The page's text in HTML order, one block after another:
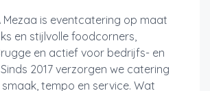
Mezaa is eventcatering op maat
en stijlvolle foodcorners,
en actief voor bedrijfs- en
2017 verzorgen we catering
tempo en service. Wat